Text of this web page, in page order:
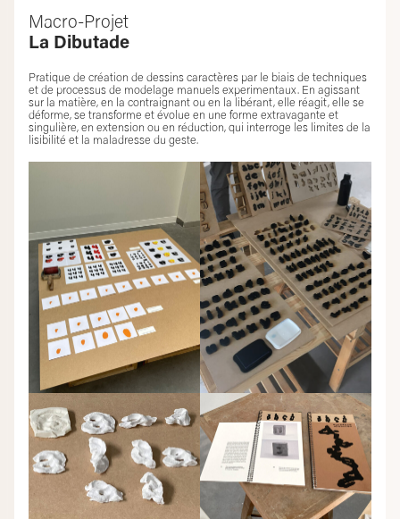
Macro-Projet
La Dibutade
Pratique de création de dessins caractères par le biais de techniques
et de processus de modelage manuels experimentaux. En agissant
sur la matière, en la contraignant ou en la libérant, elle réagit, elle se
déforme, se transforme et évolue en une forme extravagante et
singulière, en extension ou en réduction, qui interroge les limites de la
lisibilité et la maladresse du geste.